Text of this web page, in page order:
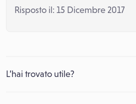
Risposto il: 15 Dicembre 2017
L’hai trovato utile?